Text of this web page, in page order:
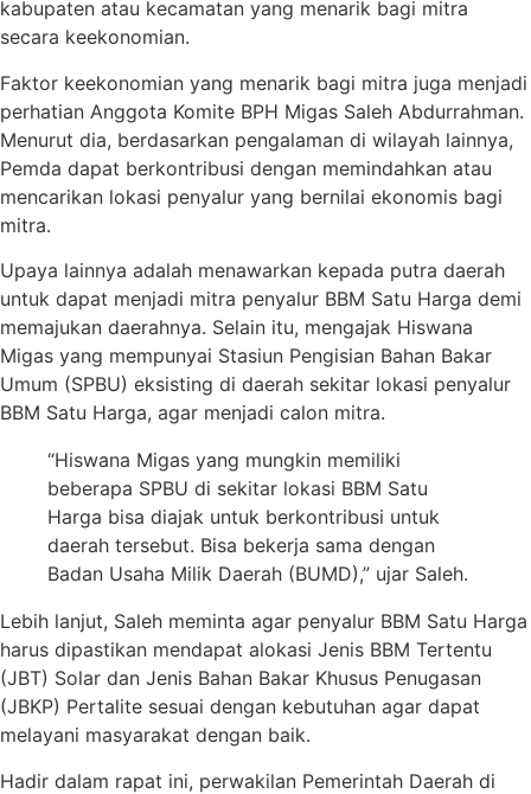
kabupaten atau kecamatan yang menarik bagi mitra
secara keekonomian.
Faktor keekonomian yang menarik bagi mitra juga menjadi
perhatian Anggota Komite BPH Migas Saleh Abdurrahman.
Menurut dia, berdasarkan pengalaman di wilayah lainnya,
Pemda dapat berkontribusi dengan memindahkan atau
mencarikan lokasi penyalur yang bernilai ekonomis bagi
mitra.
Upaya lainnya adalah menawarkan kepada putra daerah
untuk dapat menjadi mitra penyalur BBM Satu Harga demi
memajukan daerahnya. Selain itu, mengajak Hiswana
Migas yang mempunyai Stasiun Pengisian Bahan Bakar
Umum (SPBU) eksisting di daerah sekitar lokasi penyalur
BBM Satu Harga, agar menjadi calon mitra.
“Hiswana Migas yang mungkin memiliki
beberapa SPBU di sekitar lokasi BBM Satu
Harga bisa diajak untuk berkontribusi untuk
daerah tersebut. Bisa bekerja sama dengan
Badan Usaha Milik Daerah (BUMD),” ujar Saleh.
Lebih lanjut, Saleh meminta agar penyalur BBM Satu Harga
harus dipastikan mendapat alokasi Jenis BBM Tertentu
(JBT) Solar dan Jenis Bahan Bakar Khusus Penugasan
(JBKP) Pertalite sesuai dengan kebutuhan agar dapat
melayani masyarakat dengan baik.
Hadir dalam rapat ini, perwakilan Pemerintah Daerah di